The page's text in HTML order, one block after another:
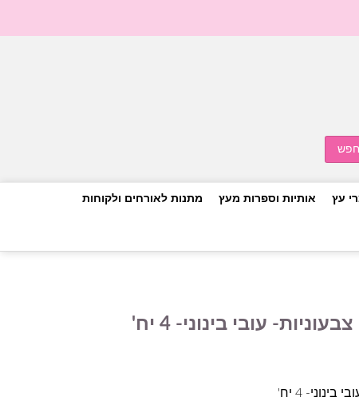
עץ אותיות וספרות מעץ מתנות לאורחים ולקוחות
עובי בינוני- 4 יח'
4 יח'